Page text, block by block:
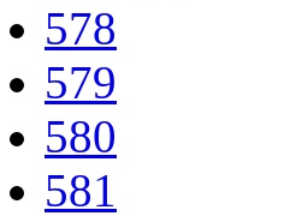
578
579
580
581